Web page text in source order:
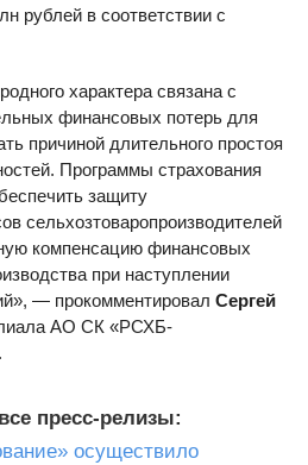
рублей в соответствии с
характера связана с
финансовых потерь для
причиной длительного простоя
Программы страхования
защиту
сельхозтоваропроизводителей
компенсацию финансовых
при наступлении
— прокомментировал Сергей
АО СК «РСХБ-
пресс-релизы:
осуществило